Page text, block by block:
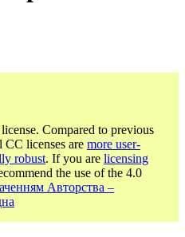
Compared to previous
CC licenses are more user-
robust. If you are licensing
the use of the 4.0
Авторства –